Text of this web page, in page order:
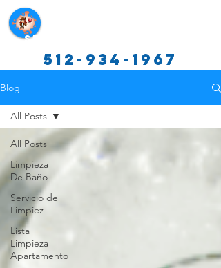
Servicios de limpieza de
512-934-1967
Blog
All Posts
Limpieza
De Baño
Servicio de
Limpiez
Lista
Limpieza
Apartamento
All Posts